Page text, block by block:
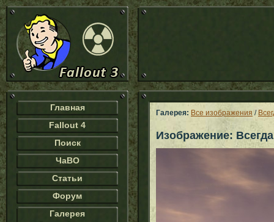
Главная
Fallout 4
Поиск
ЧаВО
Статьи
Форум
Галерея
Галерея: Все изображения /
Изображение: